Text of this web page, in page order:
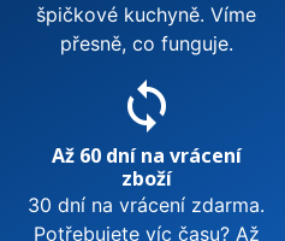
špičkové kuchyně. Víme
přesně, co funguje.
sync
Až 60 dní na vrácení
zboží
30 dní na vrácení zdarma.
Potřebujete víc času? Až